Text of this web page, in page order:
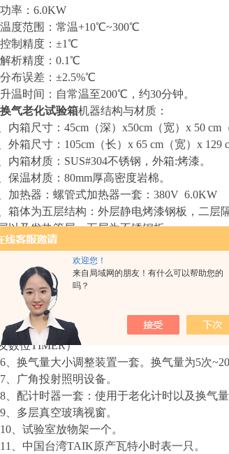
欢迎您！
来自局域网的朋友！有什么可以帮助您的
吗？
率：6.0KW
度范围：常温+10℃~300℃
制精度：±1℃
析精度：0.1℃
布误差：±2.5%℃
温时间：自常温至200℃，约30分钟。
换气老化试验箱机器结构与材质：
内箱尺寸：45cm（深）x50cm（宽）x 50 cm
外箱尺寸：105cm（长）x 65 cm（宽）x 129
内箱材质：SUS#304不锈钢，外箱:烤漆。
保温材质：80mm厚高密度岩棉。
加热器：螺管式加热器一套：380V 6.0KW
箱体为五层结构：外层静电烤漆钢板，二
以及发热管层，五层为不锈钢板。
附属设备
、无熔丝开关
、超温保护及指示灯
、各种动作之指示灯
、回转盘及回转马达一组。（回转盘可拆式、
、空气换气量测定装置一套。（依
数位TIMER）
、换气量大小调整装置一套。换气量为5次
、广角投射照明设备。
、配计时器一套：使用于老化计时以及换气量
、多层真空玻璃视窗。
、试验室放物架一个。
、中国台湾TAIK原产瓦特小时表一只。